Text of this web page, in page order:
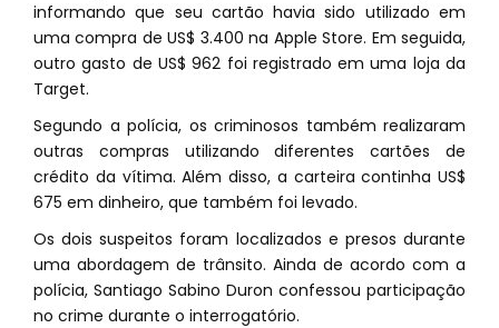
informando que seu cartão havia sido utilizado em
uma compra de US$ 3.400 na Apple Store. Em seguida,
outro gasto de US$ 962 foi registrado em uma loja da
Target.
Segundo a polícia, os criminosos também realizaram
outras compras utilizando diferentes cartões de
crédito da vítima. Além disso, a carteira continha US$
675 em dinheiro, que também foi levado.
Os dois suspeitos foram localizados e presos durante
uma abordagem de trânsito. Ainda de acordo com a
polícia, Santiago Sabino Duron confessou participação
no crime durante o interrogatório.